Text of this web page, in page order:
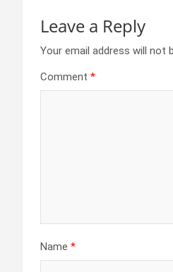
Leave a Reply
Your email address will not
Comment *
Name *